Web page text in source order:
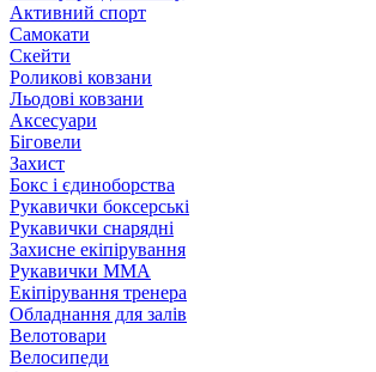
Активний спорт
Самокати
Скейти
Роликові ковзани
Льодові ковзани
Аксесуари
Біговели
Захист
Бокс і єдиноборства
Рукавички боксерські
Рукавички снарядні
Захисне екіпірування
Рукавички ММА
Екіпірування тренера
Обладнання для залів
Велотовари
Велосипеди